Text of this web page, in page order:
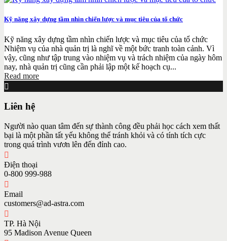
Kỹ năng xây dựng tầm nhìn chiến lược và mục tiêu của tổ chức
Kỹ năng xây dựng tầm nhìn chiến lược và mục tiêu của tổ chức
Nhiệm vụ của nhà quản trị là nghĩ về một bức tranh toàn cảnh. Vì
vậy, cũng như tập trung vào nhiệm vụ và trách nhiệm của ngày hôm
nay, nhà quản trị cũng cần phải lập một kế hoạch cụ...
Read more
Liên hệ
Người nào quan tâm đến sự thành công đều phải học cách xem thất
bại là một phần tất yếu không thể tránh khỏi và có tính tích cực
trong quá trình vươn lên đến đỉnh cao.
Điện thoại
0-800 999-988
Email
customers@ad-astra.com
TP. Hà Nội
95 Madison Avenue Queen